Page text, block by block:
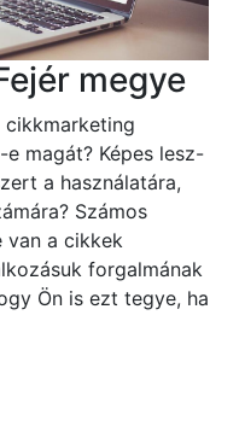
megye
magát? Képes lesz-
a használatára,
Számos
van a cikkek
forgalmának
Ön is ezt tegye, ha